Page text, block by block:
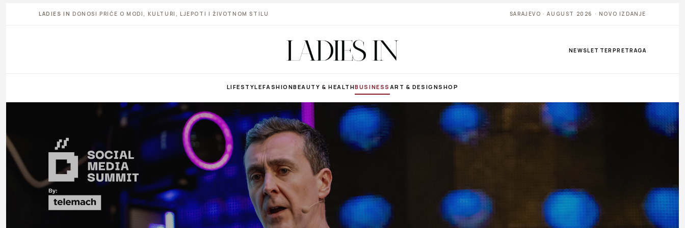
LADIES IN DONOSI PRIČE O MODI, KULTURI, LJEPOTI I ŽIVOTNOM STILU SARAJEVO · AUGUST 2026 · NOVO IZDANJE
NEWSLETTER PRETRAGA
LIFESTYLEFASHIONBEAUTY & HEALTHBUSINESS ART & DESIGNSHOP